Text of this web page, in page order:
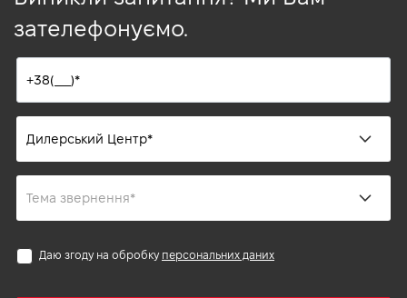
зателефонуємо.
Даю згоду на обробку персональних даних